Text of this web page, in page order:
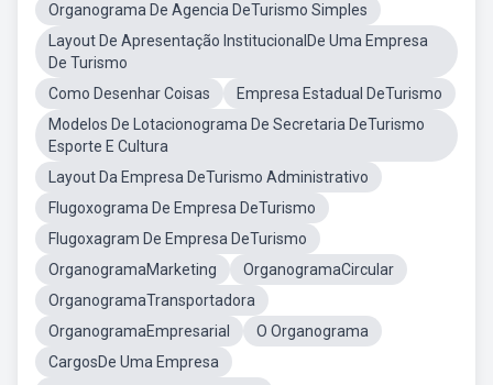
Organograma De Agencia DeTurismo Simples
Layout De Apresentação InstitucionalDe Uma Empresa
De Turismo
Como Desenhar Coisas
Empresa Estadual DeTurismo
Modelos De Lotacionograma De Secretaria DeTurismo
Esporte E Cultura
Layout Da Empresa DeTurismo Administrativo
Flugoxograma De Empresa DeTurismo
Flugoxagram De Empresa DeTurismo
OrganogramaMarketing
OrganogramaCircular
OrganogramaTransportadora
OrganogramaEmpresarial
O Organograma
CargosDe Uma Empresa